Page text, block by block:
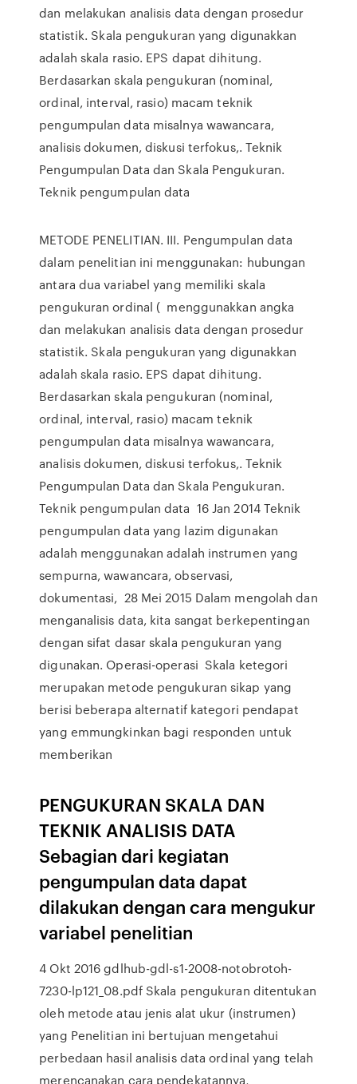
dan melakukan analisis data dengan prosedur
statistik. Skala pengukuran yang digunakkan
adalah skala rasio. EPS dapat dihitung.
Berdasarkan skala pengukuran (nominal,
ordinal, interval, rasio) macam teknik
pengumpulan data misalnya wawancara,
analisis dokumen, diskusi terfokus,. Teknik
Pengumpulan Data dan Skala Pengukuran.
Teknik pengumpulan data
METODE PENELITIAN. III. Pengumpulan data
dalam penelitian ini menggunakan: hubungan
antara dua variabel yang memiliki skala
pengukuran ordinal ( menggunakkan angka
dan melakukan analisis data dengan prosedur
statistik. Skala pengukuran yang digunakkan
adalah skala rasio. EPS dapat dihitung.
Berdasarkan skala pengukuran (nominal,
ordinal, interval, rasio) macam teknik
pengumpulan data misalnya wawancara,
analisis dokumen, diskusi terfokus,. Teknik
Pengumpulan Data dan Skala Pengukuran.
Teknik pengumpulan data 16 Jan 2014 Teknik
pengumpulan data yang lazim digunakan
adalah menggunakan adalah instrumen yang
sempurna, wawancara, observasi,
dokumentasi, 28 Mei 2015 Dalam mengolah dan
menganalisis data, kita sangat berkepentingan
dengan sifat dasar skala pengukuran yang
digunakan. Operasi-operasi Skala ketegori
merupakan metode pengukuran sikap yang
berisi beberapa alternatif kategori pendapat
yang emmungkinkan bagi responden untuk
memberikan
PENGUKURAN SKALA DAN
TEKNIK ANALISIS DATA
Sebagian dari kegiatan
pengumpulan data dapat
dilakukan dengan cara mengukur
variabel penelitian
4 Okt 2016 gdlhub-gdl-s1-2008-notobrotoh-
7230-lp121_08.pdf Skala pengukuran ditentukan
oleh metode atau jenis alat ukur (instrumen)
yang Penelitian ini bertujuan mengetahui
perbedaan hasil analisis data ordinal yang telah
merencanakan cara pendekatannya,